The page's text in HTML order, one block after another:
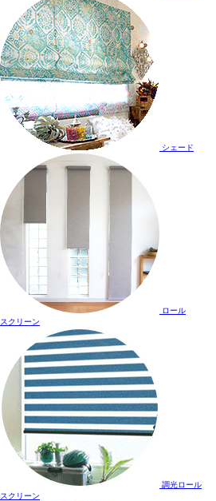
シェード
ロール
スクリーン
調光ロール
スクリーン